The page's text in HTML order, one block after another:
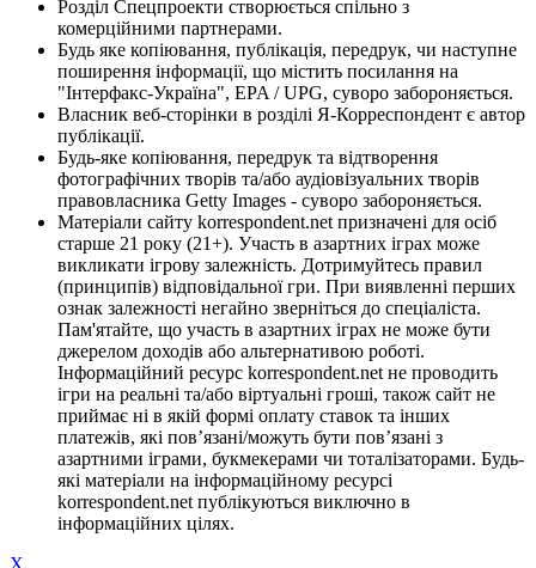
Розділ Спецпроекти створюється спільно з
комерційними партнерами.
Будь яке копіювання, публікація, передрук, чи наступне
поширення інформації, що містить посилання на
"Інтерфакс-Україна", EPA / UPG, суворо забороняється.
Власник веб-сторінки в розділі Я-Корреспондент є автор
публікації.
Будь-яке копіювання, передрук та відтворення
фотографічних творів та/або аудіовізуальних творів
правовласника Getty Images - суворо забороняється.
Матеріали сайту korrespondent.net призначені для осіб
старше 21 року (21+). Участь в азартних іграх може
викликати ігрову залежність. Дотримуйтесь правил
(принципів) відповідальної гри. При виявленні перших
ознак залежності негайно зверніться до спеціаліста.
Пам'ятайте, що участь в азартних іграх не може бути
джерелом доходів або альтернативою роботі.
Інформаційний ресурс korrespondent.net не проводить
ігри на реальні та/або віртуальні гроші, також сайт не
приймає ні в якій формі оплату ставок та інших
платежів, які пов’язані/можуть бути пов’язані з
азартними іграми, букмекерами чи тоталізаторами. Будь-
які матеріали на інформаційному ресурсі
korrespondent.net публікуються виключно в
інформаційних цілях.
X